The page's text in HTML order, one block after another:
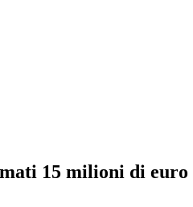
15 milioni di euro